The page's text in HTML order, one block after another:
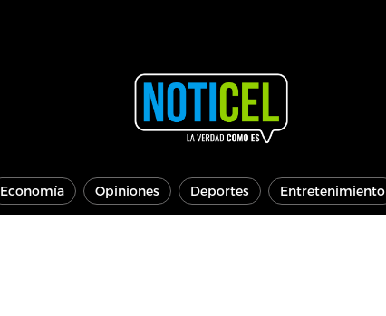
Economía Opiniones Deportes Entretenimiento